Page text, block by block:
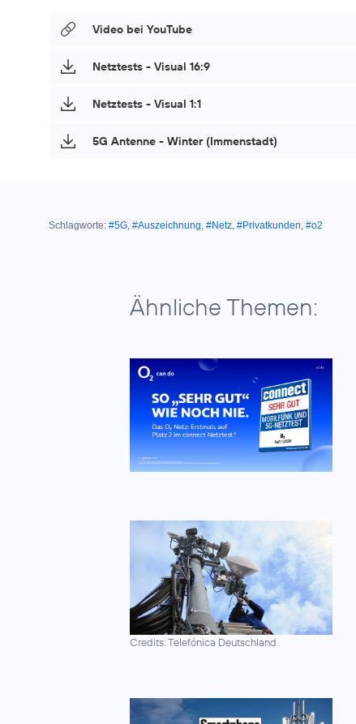
Video bei YouTube
Netztests - Visual 16:9
Netztests - Visual 1:1
5G Antenne - Winter (Immenstadt)
Schlagworte: #5G, #Auszeichnung, #Netz, #Privatkunden, #o2
Ähnliche Themen:
Credits: Telefónica Deutschland